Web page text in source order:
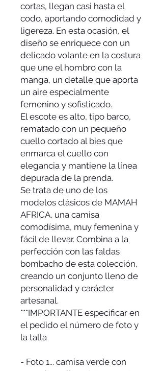
cortas, llegan casi hasta el
codo, aportando comodidad y
ligereza. En esta ocasión, el
diseño se enriquece con un
delicado volante en la costura
que une el hombro con la
manga, un detalle que aporta
un aire especialmente
femenino y sofisticado.
El escote es alto, tipo barco,
rematado con un pequeño
cuello cortado al bies que
enmarca el cuello con
elegancia y mantiene la línea
depurada de la prenda.
Se trata de uno de los
modelos clásicos de MAMAH
AFRICA, una camisa
comodísima, muy femenina y
fácil de llevar. Combina a la
perfección con las faldas
bombacho de esta colección,
creando un conjunto lleno de
personalidad y carácter
artesanal.
***IMPORTANTE especificar en
el pedido el número de foto y
la talla
- Foto 1... camisa verde con